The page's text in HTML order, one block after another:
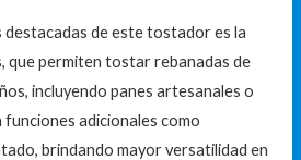
destacadas de este tostador es la
que permiten tostar rebanadas de
incluyendo panes artesanales o
funciones adicionales como
brindando mayor versatilidad en